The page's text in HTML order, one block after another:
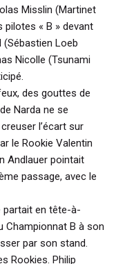
Misslin (Martinet
pilotes « B » devant
(Sébastien Loeb
Nicolle (Tsunami
des gouttes de
Narda ne se
l’écart sur
le Rookie Valentin
Andlauer pointait
passage, avec le
partait en tête-à-
Championnat B à son
par son stand.
Rookies. Philip